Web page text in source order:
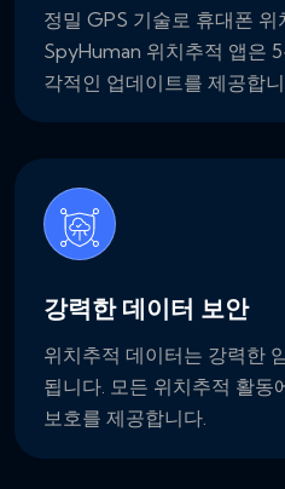
정밀 GPS 기술로 휴대폰 위
SpyHuman 위치추적 앱은
각적인 업데이트를 제공합니
강력한 데이터 보안
위치추적 데이터는 강력한
됩니다. 모든 위치추적 활동
보호를 제공합니다.